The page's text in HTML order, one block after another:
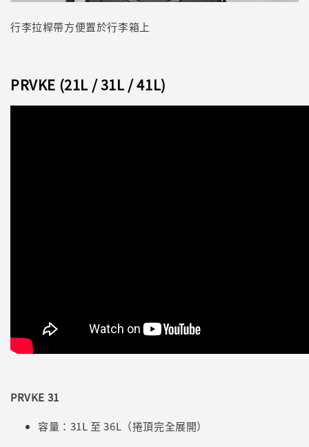
行李拉桿帶方便置於行李箱上
PRVKE (21L / 31L / 41L)
PRVKE 31
容量：31L 至 36L（捲頂完全展開）